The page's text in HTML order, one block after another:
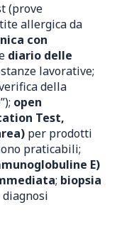
(prove
allergica da
con
diario delle
lavorative;
della
open
Test,
per prodotti
praticabili;
E)
; biopsia